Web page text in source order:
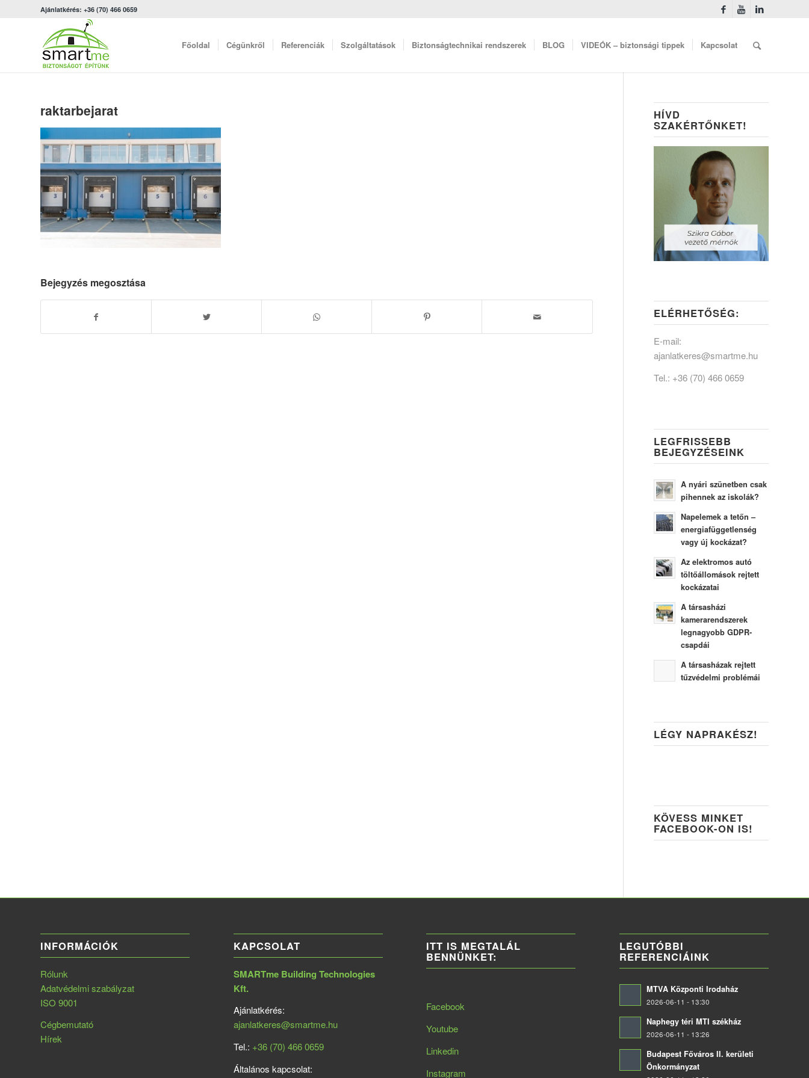
Ajánlatkérés: +36 (70) 466 0659
Főoldal Cégünkről Referenciák Szolgáltatások Biztonságtechnikai rendszerek BLOG VIDEÓK – biztonsági tippek Kapcsolat
raktarbejarat
Bejegyzés megosztása
HÍVD
SZAKÉRTŐNKET!
ELÉRHETŐSÉG:
E-mail:
ajanlatkeres@smartme.hu
Tel.: +36 (70) 466 0659
LEGFRISSEBB
BEJEGYZÉSEINK
A nyári szünetben csak
pihennek az iskolák?
Napelemek a tetőn –
energiafüggetlenség
vagy új kockázat?
Az elektromos autó
töltőállomások rejtett
kockázatai
A társasházi
kamerarendszerek
legnagyobb GDPR-
csapdái
A társasházak rejtett
tűzvédelmi problémái
LÉGY NAPRAKÉSZ!
KÖVESS MINKET
FACEBOOK-ON IS!
INFORMÁCIÓK
Rólunk
Adatvédelmi szabályzat
ISO 9001
Cégbemutató
Hírek
KAPCSOLAT
SMARTme Building Technologies
Kft.
Ajánlatkérés:
ajanlatkeres@smartme.hu
Tel.: +36 (70) 466 0659
Általános kapcsolat:
ITT IS MEGTALÁL
BENNÜNKET:
Facebook
Youtube
Linkedin
Instagram
LEGUTÓBBI
REFERENCIÁINK
MTVA Központi Irodaház
2026-06-11 - 13:30
Naphegy téri MTI székház
2026-06-11 - 13:26
Budapest Főváros II. kerületi
Önkormányzat